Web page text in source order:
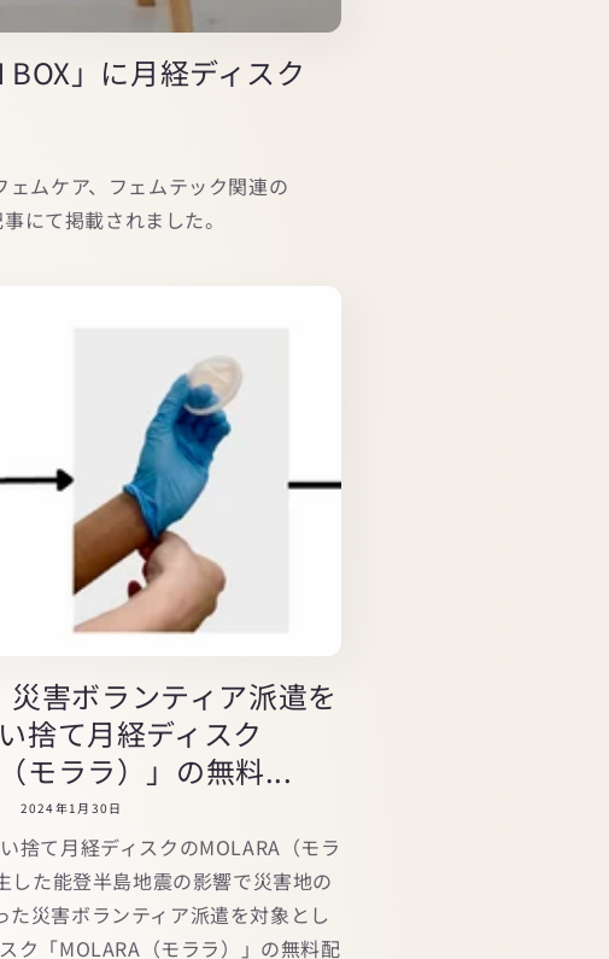
」に月経ディスク
ムケア、フェムテック関連の
にて掲載されました。
害ボランティア派遣を
捨て月経ディスク
（モララ）」の無料...
2024年1月30日
捨て月経ディスクのMOLARA（モラ
した能登半島地震の影響で災害地の
た災害ボランティア派遣を対象とし
ク「MOLARA（モララ）」の無料配